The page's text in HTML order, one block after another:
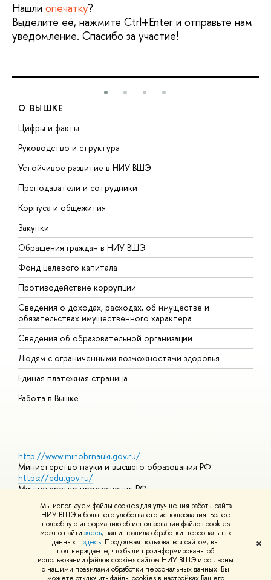
Мы используем файлы cookies для улучшения работы сайта
НИУ ВШЭ и большего удобства его использования. Более
подробную информацию об использовании файлов cookies
можно найти здесь, наши правила обработки персональных
данных –здесь. Продолжая пользоваться сайтом, вы
подтверждаете, что были проинформированы об
использовании файлов cookies сайтом НИУ ВШЭ и согласны
с нашими правилами обработки персональных данных. Вы
✖
Нашли опечатку?
Выделите её, нажмите Ctrl+Enter и отправьте нам
уведомление. Спасибо за участие!
О ВЫШКЕ
Цифры и факты
Руководство и структура
Устойчивое развитие в НИУ ВШЭ
Преподаватели и сотрудники
Корпуса и общежития
Закупки
Обращения граждан в НИУ ВШЭ
Фонд целевого капитала
Противодействие коррупции
Сведения о доходах, расходах, об имуществе и
обязательствах имущественного характера
Сведения об образовательной организации
Людям с ограниченными возможностями здоровья
Единая платежная страница
Работа в Вышке
http://www.minobrnauki.gov.ru/
Министерство науки и высшего образования РФ
https://edu.gov.ru/
Министерство просвещения РФ
https://elearning.hse.ru/mooc
Массовые открытые онлайн-курсы
© НИУ ВШЭ 1993–2026 Адреса и контактыУсловия
использования материалов Политика конфиденциальности
Шрифты HSE Sans и HSE Slab разработаны вШколе дизайна НИУ